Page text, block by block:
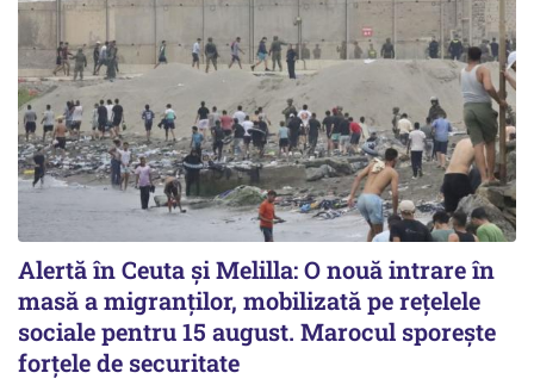
Alertă în Ceuta și Melilla: O nouă intrare în
masă a migranților, mobilizată pe rețelele
sociale pentru 15 august. Marocul sporește
forțele de securitate